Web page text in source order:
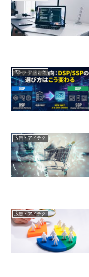
広告・アドテク
広告・アドテク
広告・アドテク